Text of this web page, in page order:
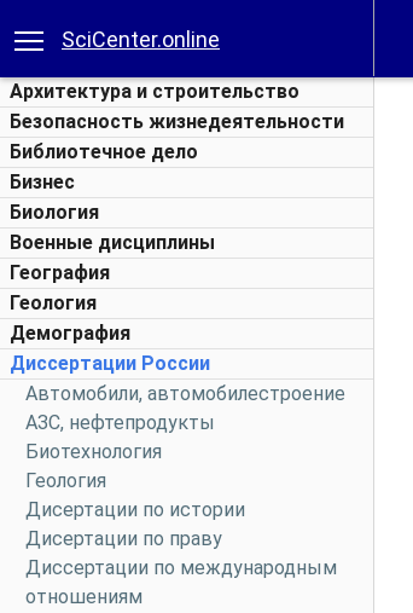
SciCenter.online
Архитектура и строительство
Безопасность жизнедеятельности
Библиотечное дело
Бизнес
Биология
Военные дисциплины
География
Геология
Демография
Диссертации России
Автомобили, автомобилестроение
АЗС, нефтепродукты
Биотехнология
Геология
Дисертации по истории
Дисертации по праву
Диссертации по международным
отношениям